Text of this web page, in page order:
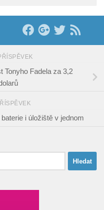
Tonyho Fadela za 3,2
i úložiště v jednom